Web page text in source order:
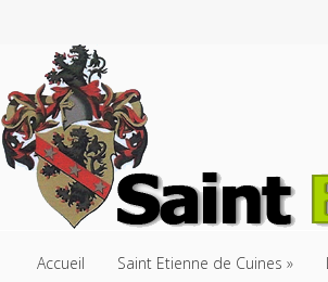
Accueil Saint Etienne de Cuines